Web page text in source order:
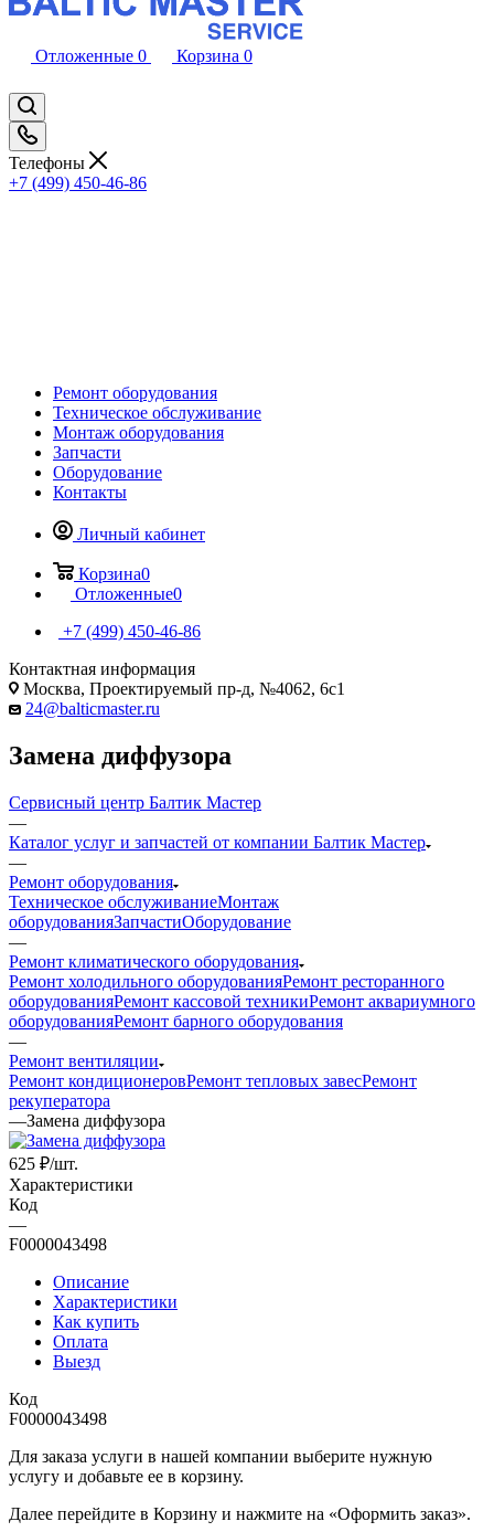
Отложенные 0 Корзина 0
Телефоны
+7 (499) 450-46-86
Ремонт оборудования
Техническое обслуживание
Монтаж оборудования
Запчасти
Оборудование
Контакты
Личный кабинет
Корзина0
Отложенные0
+7 (499) 450-46-86
Контактная информация
Москва, Проектируемый пр-д, №4062, 6с1
24@balticmaster.ru
Замена диффузора
Сервисный центр Балтик Мастер
—
Каталог услуг и запчастей от компании Балтик Мастер
—
Ремонт оборудования
Техническое обслуживаниеМонтаж
оборудованияЗапчастиОборудование
—
Ремонт климатического оборудования
Ремонт холодильного оборудованияРемонт ресторанного
оборудованияРемонт кассовой техникиРемонт аквариумного
оборудованияРемонт барного оборудования
—
Ремонт вентиляции
Ремонт кондиционеровРемонт тепловых завесРемонт
рекуператора
—Замена диффузора
625 ₽/шт.
Характеристики
Код
—
F0000043498
Описание
Характеристики
Как купить
Оплата
Выезд
Код
F0000043498
Для заказа услуги в нашей компании выберите нужную
услугу и добавьте ее в корзину.
Далее перейдите в Корзину и нажмите на «Оформить заказ».